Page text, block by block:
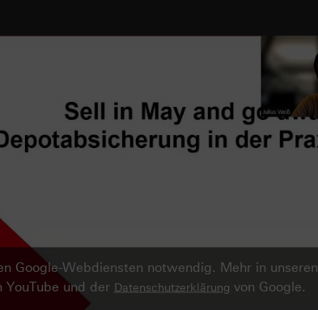
Google-Webdiensten notwendig. Mehr in unseren
YouTube und der Datenschutzerklärung von Google.